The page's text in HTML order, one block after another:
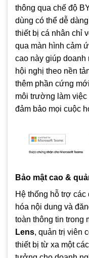
thông qua chế độ
dùng có thể dễ
thiết bị cá nhân chỉ
qua màn hình cảm
cao này giúp doanh
hội nghị theo nền
thêm phần cứng
môi trường làm
đảm bảo mọi cuộc
Bảo mật cao &
Hệ thống hỗ trợ
hóa nội dung và
toàn thông tin trong
Lens, quản trị viên
thiết bị từ xa một